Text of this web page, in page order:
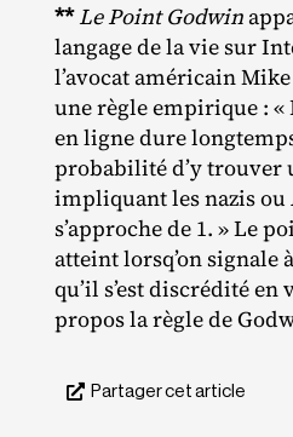
**Le Point Godwin
langage de la vie sur
l’avocat américain
une règle empirique : «
en ligne dure
probabilité d’y trouver
impliquant les nazis
s’approche de 1. » Le
atteint lorsq’on
qu’il s’est discrédité
propos la règle de
Partager cet article